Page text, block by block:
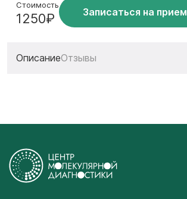
Стоимость
1250₽ Записаться на прием
ОписаниеОтзывы